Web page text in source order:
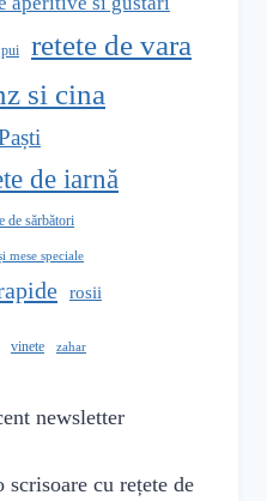
retete de vara
si cina
de iarnă
de sărbători
mese speciale
rosii
vinete zahar
newsletter
cu rețete de